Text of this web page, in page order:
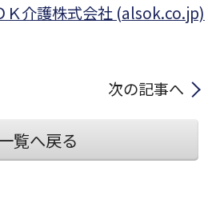
Ｋ介護株式会社 (alsok.co.jp)
次の記事へ
覧へ戻る